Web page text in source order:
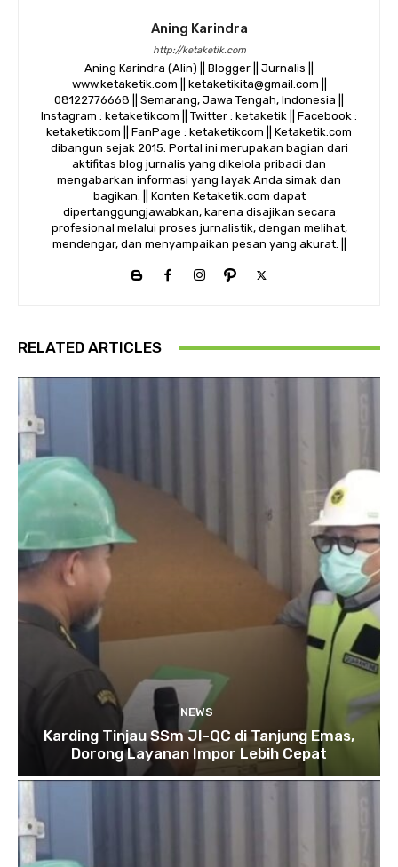
Aning Karindra
http://ketaketik.com
Aning Karindra (Alin) || Blogger || Jurnalis ||
www.ketaketik.com || ketaketikita@gmail.com ||
08122776668 || Semarang, Jawa Tengah, Indonesia ||
Instagram : ketaketikcom || Twitter : ketaketik || Facebook :
ketaketikcom || FanPage : ketaketikcom || Ketaketik.com
dibangun sejak 2015. Portal ini merupakan bagian dari
aktifitas blog jurnalis yang dikelola pribadi dan
mengabarkan informasi yang layak Anda simak dan
bagikan. || Konten Ketaketik.com dapat
dipertanggungjawabkan, karena disajikan secara
profesional melalui proses jurnalistik, dengan melihat,
mendengar, dan menyampaikan pesan yang akurat. ||
RELATED ARTICLES
NEWS
Karding Tinjau SSm JI-QC di Tanjung Emas,
Dorong Layanan Impor Lebih Cepat